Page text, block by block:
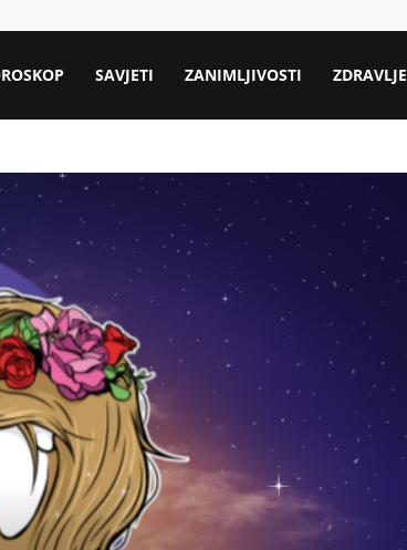
SAVJETI ZANIMLJIVOSTI ZDRAVLJE